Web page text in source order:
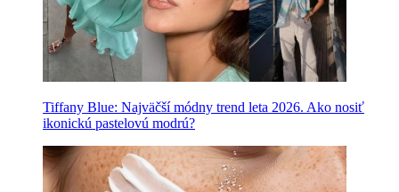
Tiffany Blue: Najväčší módny trend leta 2026. Ako nosiť
ikonickú pastelovú modrú?